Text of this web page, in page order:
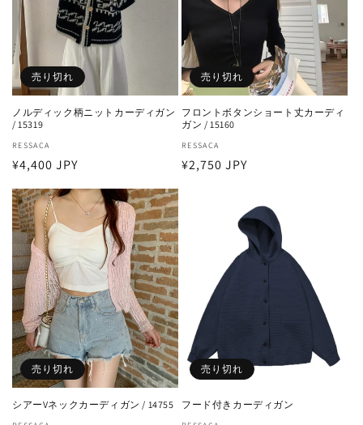
売り切れ
ノルディック柄ニットカーディガン
/ 15319
販
売
RESSACA
通
価
格
¥4,400 JPY
売り切れ
フロントボタンショート丈カーディ
ガン / 15160
販
売
RESSACA
通
¥2,750 JPY
売り切れ
シアーVネックカーディガン / 14755
売り切れ
フード付きカーディガン